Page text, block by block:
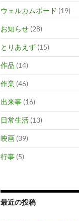
ウェルカムボード (19)
お知らせ (28)
とりあえず (15)
作品 (14)
作業 (46)
出来事 (16)
日常生活 (13)
映画 (39)
行事 (5)
最近の投稿